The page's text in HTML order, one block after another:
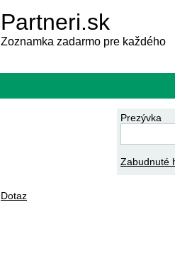
Partneri.sk
Zoznamka zadarmo pre každého
Prezývka
Zabudnuté
Dotaz